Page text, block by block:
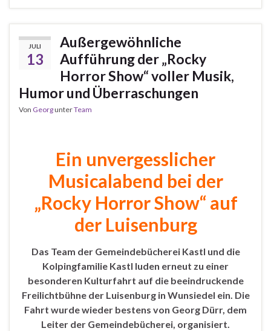
JULI
13
Außergewöhnliche
Aufführung der „Rocky
Horror Show“ voller Musik,
Humor und Überraschungen
Von GeorgunterTeam
Ein unvergesslicher
Musicalabend bei der
„Rocky Horror Show“ auf
der Luisenburg
Das Team der Gemeindebücherei Kastl und die
Kolpingfamilie Kastl luden erneut zu einer
besonderen Kulturfahrt auf die beeindruckende
Freilichtbühne der Luisenburg in Wunsiedel ein. Die
Fahrt wurde wieder bestens von Georg Dürr, dem
Leiter der Gemeindebücherei, organisiert.